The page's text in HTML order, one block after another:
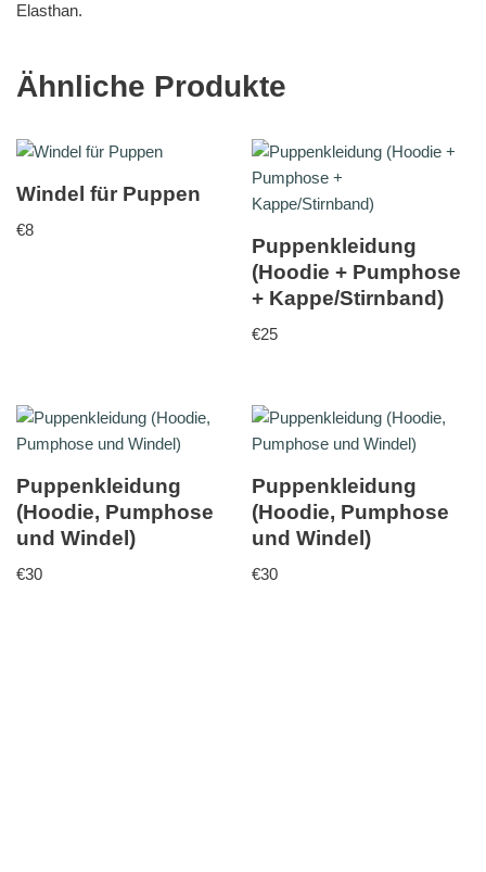
Elasthan.
Ähnliche Produkte
Windel für Puppen
€8
Puppenkleidung
(Hoodie + Pumphose
+ Kappe/Stirnband)
€25
Puppenkleidung
(Hoodie, Pumphose
und Windel)
€30
Puppenkleidung
(Hoodie, Pumphose
und Windel)
€30